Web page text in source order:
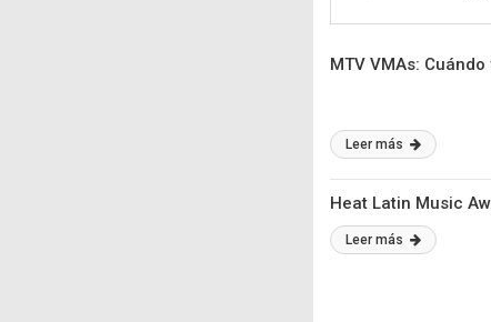
MTV VMAs:
Leer más
Heat Latin Music
Leer más